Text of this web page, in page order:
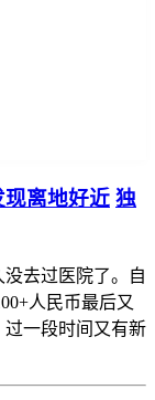
离地好近 独
去过医院了。自
人民币最后又
一段时间又有新